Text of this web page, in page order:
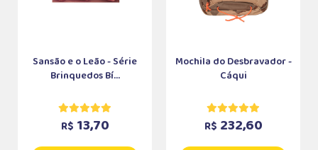
Sansão e o Leão - Série
Brinquedos Bí...
R$ 13,70
Mochila do Desbravador -
Cáqui
R$ 232,60